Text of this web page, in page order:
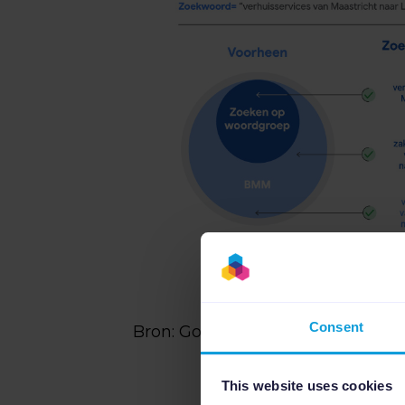
Consent
This website uses cookies
Bron: Google, Eenvoudiger de